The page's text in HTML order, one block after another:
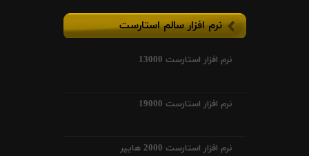
نرم افزار سالم استارست
نرم افزار استارست 13000
نرم افزار استارست 19000
نرم افزار استارست 2000 هایپر